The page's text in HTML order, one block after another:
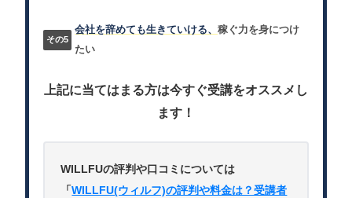
会社を辞めても生きていける、稼ぐ力を身につけ
たい
上記に当てはまる方は今すぐ受講をオススメし
ます！
WILLFUの評判や口コミについては
「WILLFU(ウィルフ)の評判や料金は？受講者